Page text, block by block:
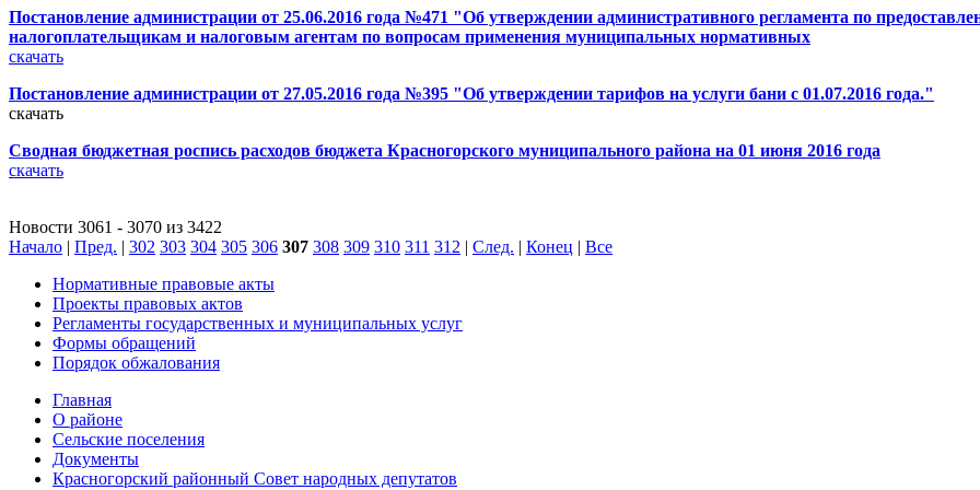
Постановление администрации от 25.06.2016 года №471 "Об утверждении административного регламента по
налогоплательщикам и налоговым агентам по вопросам применения муниципальных нормативных
скачать
Постановление администрации от 27.05.2016 года №395 "Об утверждении тарифов на услуги бани с 01.07.2016 года."
скачать
Сводная бюджетная роспись расходов бюджета Красногорского муниципального района на 01 июня 2016 года
скачать
Новости 3061 - 3070 из 3422
Начало | Пред. | 302 303 304 305 306 307 308 309 310 311 312 | След. | Конец | Все
Нормативные правовые акты
Проекты правовых актов
Регламенты государственных и муниципальных услуг
Формы обращений
Порядок обжалования
Главная
О районе
Сельские поселения
Документы
Красногорский районный Совет народных депутатов